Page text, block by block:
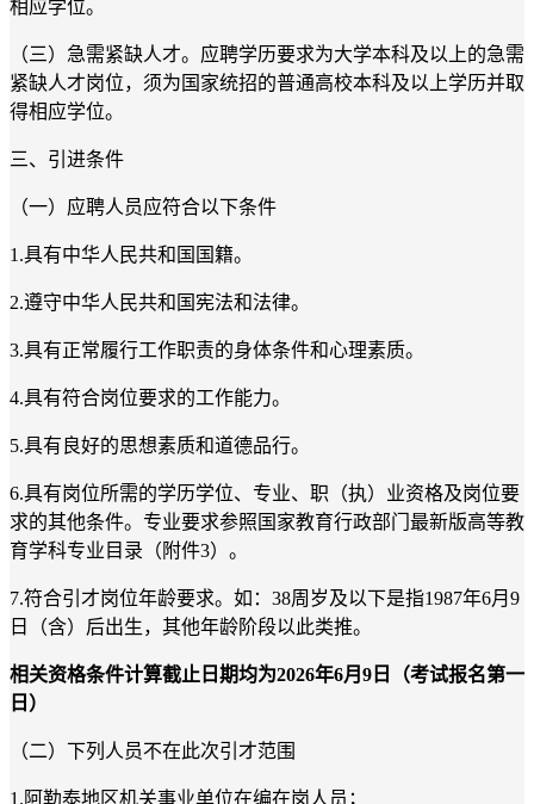
相应学位。
（三）急需紧缺人才。 应聘学历要求为大学本科及以上的急需
紧缺人才岗位， 须为国家统招的普通高校本科及以上学历并取
得相应学位。
三、引进条件
（一）应聘人员应符合以下条件
1.具有中华人民共和国国籍。
2.遵守中华人民共和国宪法和法律。
3.具有正常履行工作职责的身体条件和心理素质。
4.具有符合岗位要求的工作能力。
5.具有良好的思想素质和道德品行。
6.具有岗位所需的学历学位、专业、 职（执）业资格及岗位要
求的其他条件。专业要求参照国家教育行政部门最新版高等教
育学科专业目录（附件3）。
7.符合引才岗位年龄要求。如： 38周岁及以下是指1987年6月 9
日（含）后出生，其他年龄阶段以此类推。
相关资格条件计算截止日期均为2026年6月 9 日（考试报名第一
日）
（二）下列人员不在此次引才范围
1. 阿勒泰地区机关事业单位在编在岗人员；